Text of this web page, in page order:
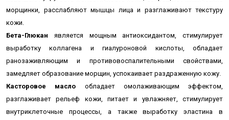
морщинки, расслабляют мышцы лица и разглаживают текстуру
кожи.
Бета-Глюкан является мощным антиоксидантом, стимулирует
выработку коллагена и гиалуроновой кислоты, обладает
ранозаживляющим и противовоспалительными свойствами,
замедляет образование морщин, успокаивает раздраженную кожу.
Касторовое масло обладает омолаживающим эффектом,
разглаживает рельеф кожи, питает и увлажняет, стимулирует
внутриклеточные процессы, а также выработку эластина в